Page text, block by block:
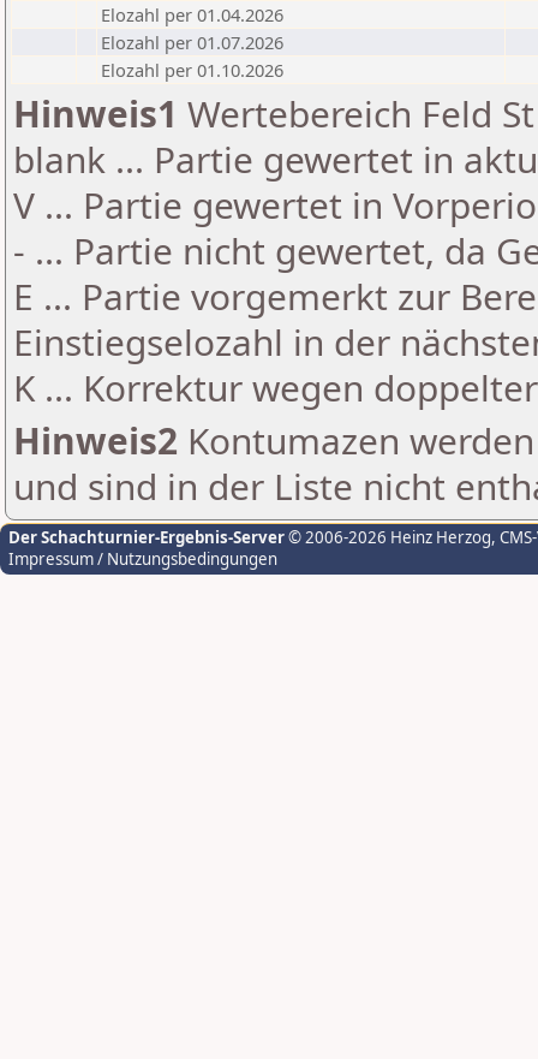
Elozahl per 01.04.2026
Elozahl per 01.07.2026
Elozahl per 01.10.2026
Hinweis1 Wertebereich Feld
blank ... Partie gewertet in
V ... Partie gewertet in
- ... Partie nicht gewertet, da
E ... Partie vorgemerkt zur
Einstiegselozahl in der
K ... Korrektur wegen
Hinweis2 Kontumazen
und sind in der Liste nicht
Der Schachturnier-Ergebnis-Server© 2006-2026 Heinz Herzog,
Impressum / Nutzungsbedingungen